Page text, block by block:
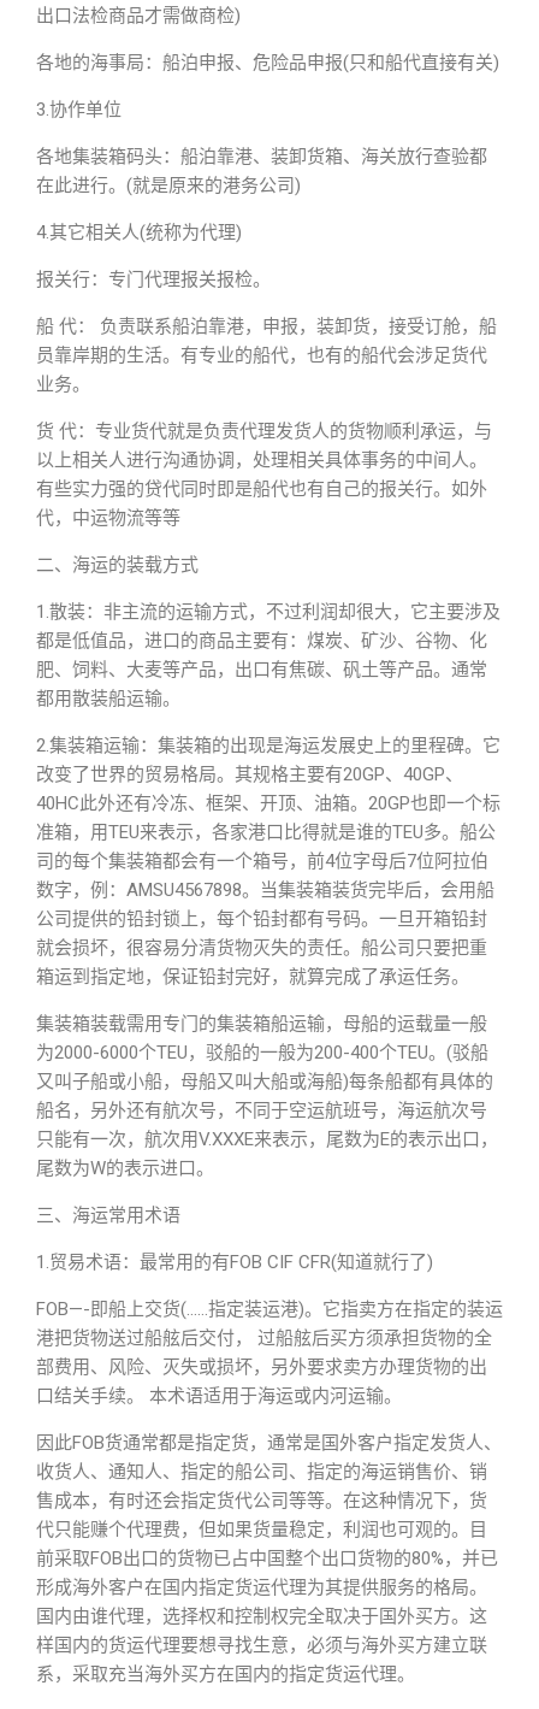
出口法检商品才需做商检)
各地的海事局：船泊申报、危险品申报(只和船代直接有关)
3.协作单位
各地集装箱码头：船泊靠港、装卸货箱、海关放行查验都
在此进行。(就是原来的港务公司)
4.其它相关人(统称为代理)
报关行：专门代理报关报检。
船 代： 负责联系船泊靠港，申报，装卸货，接受订舱，船
员靠岸期的生活。有专业的船代，也有的船代会涉足货代
业务。
货 代：专业货代就是负责代理发货人的货物顺利承运，与
以上相关人进行沟通协调，处理相关具体事务的中间人。
有些实力强的贷代同时即是船代也有自己的报关行。如外
代，中运物流等等
二、海运的装载方式
1.散装：非主流的运输方式，不过利润却很大，它主要涉及
都是低值品，进口的商品主要有：煤炭、矿沙、谷物、化
肥、饲料、大麦等产品，出口有焦碳、矾土等产品。通常
都用散装船运输。
2.集装箱运输：集装箱的出现是海运发展史上的里程碑。它
改变了世界的贸易格局。其规格主要有20GP、40GP、
40HC此外还有冷冻、框架、开顶、油箱。20GP也即一个标
准箱，用TEU来表示，各家港口比得就是谁的TEU多。船公
司的每个集装箱都会有一个箱号，前4位字母后7位阿拉伯
数字，例：AMSU4567898。当集装箱装货完毕后，会用船
公司提供的铅封锁上，每个铅封都有号码。一旦开箱铅封
就会损坏，很容易分清货物灭失的责任。船公司只要把重
箱运到指定地，保证铅封完好，就算完成了承运任务。
集装箱装载需用专门的集装箱船运输，母船的运载量一般
为2000-6000个TEU，驳船的一般为200-400个TEU。(驳船
又叫子船或小船，母船又叫大船或海船)每条船都有具体的
船名，另外还有航次号，不同于空运航班号，海运航次号
只能有一次，航次用V.XXXE来表示，尾数为E的表示出口，
尾数为W的表示进口。
三、海运常用术语
1.贸易术语：最常用的有FOB CIF CFR(知道就行了)
FOB—-即船上交货(……指定装运港)。它指卖方在指定的装运
港把货物送过船舷后交付， 过船舷后买方须承担货物的全
部费用、风险、灭失或损坏，另外要求卖方办理货物的出
口结关手续。 本术语适用于海运或内河运输。
因此FOB货通常都是指定货，通常是国外客户指定发货人、
收货人、通知人、指定的船公司、指定的海运销售价、销
售成本，有时还会指定货代公司等等。在这种情况下，货
代只能赚个代理费，但如果货量稳定，利润也可观的。目
前采取FOB出口的货物已占中国整个出口货物的80%，并已
形成海外客户在国内指定货运代理为其提供服务的格局。
国内由谁代理，选择权和控制权完全取决于国外买方。这
样国内的货运代理要想寻找生意，必须与海外买方建立联
系，采取充当海外买方在国内的指定货运代理。